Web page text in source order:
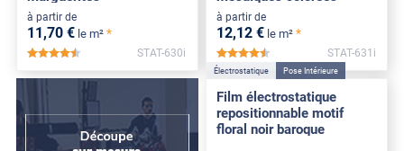
à partir de
11,70 € le m² *
*****
STAT-630i
à partir de
12,12 € le m² *
*****
STAT-631i
Électrostatique Pose Intérieure
Film électrostatique
repositionnable motif
floral noir baroque